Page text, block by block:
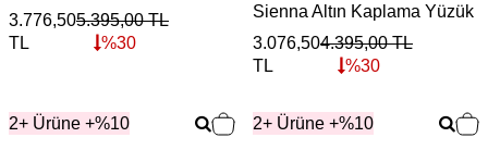
3.776,50
TL
5.395,00TL
%30
Sienna Altın Kaplama Yüzük
3.076,50
TL
4.395,00TL
%30
2+ Ürüne +%10 2+ Ürüne +%10